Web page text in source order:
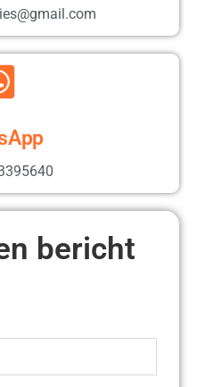
bericht